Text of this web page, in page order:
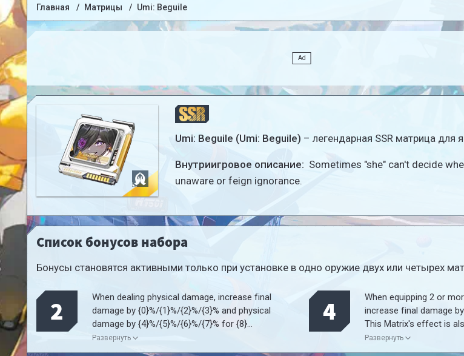
Главная Матрицы Umi: Beguile
Umi: Beguile (Umi: Beguile) – легендарная SSR матрица для
Внутриигровое описание: Sometimes "she" can't decide
unaware or feign ignorance.
Список бонусов набора
Бонусы становятся активными только при установке в одно оружие двух или четырех
2
When dealing physical damage, increase final
damage by {0}%/{1}%/{2}%/{3}% and physical
damage by {4}%/{5}%/{6}%/{7}% for {8}
[@$second|seconds]. This Matrix's effect is also
active in the off-hand slot, but only the set with
Развернуть
4
When equipping 2 or
increase final damage
This Matrix's effect is
slot, but only the set
will take effect.
Развернуть